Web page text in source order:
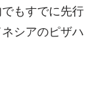
もすでに先行
シアのピザハ